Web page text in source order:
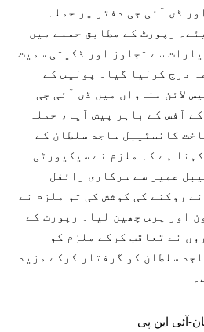
ڈی آئی جی دفتر پر حملہ
رپورٹ کے مطابق حملے میں
سے تجاوز اور ڈکیتی سمیت
درج کرلیا گیا۔ پولیس کے
لائن مناواں میں ڈی آئی جی
آفس کے باہر پیش آیا، حملہ
کانسٹیبل ساجد سلطان کے
ہے کہ ملزم نے سیکیورٹی
عمیر سے سرکاری رائفل
روکنے کی کوشش کی تو ملزم نے
اور پرس چھین لیا۔ رپورٹ کے
نے تعاقب کرکے ملزم کو
سلطان کو گرفتار کرکے مزید
آئی این پی